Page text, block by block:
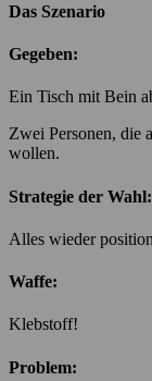
Das Szenario
Gegeben:
Ein Tisch mit Bein
Zwei Personen, die
wollen.
Strategie der Wahl:
Alles wieder
Waffe:
Klebstoff!
Problem: